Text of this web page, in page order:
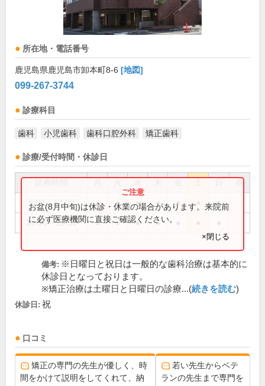
所在地・電話番号
鹿児島県鹿児島市卸本町8-6 [地図]
099-267-3744
診療科目
歯科 小児歯科 歯科口腔外科 矯正歯科
診療/受付時間・休診日
祝
9:00～13:00 ● ● ● ● ● ●
14:30～18:30 ● ● ● ●
お盆(8月中旬)は休診・休業の場合があります。来院前
に必ず医療機関に直接ご確認ください。
×閉じる
備考: ※日曜日と祝日は一般的な歯科治療は基本的に
休診日となっております。
※矯正治療は土曜日と日曜日の診療...(続きを読む)
休診日: 祝
口コミ
矯正の専門の先生が優しく、時
間をかけて説明をしてくれて、納
若い先生からベテ
ランの先生まで専門を